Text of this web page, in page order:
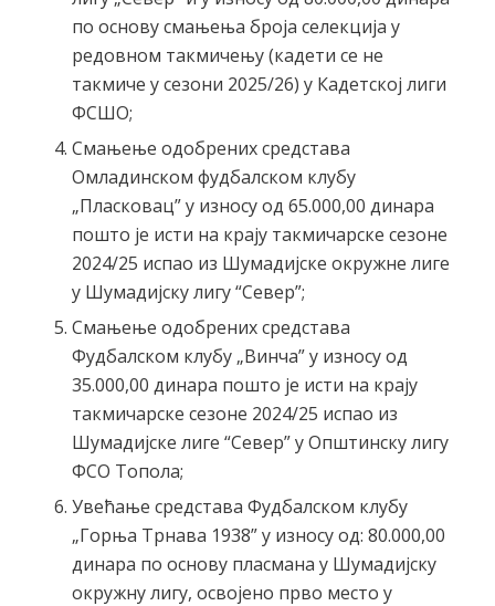
по основу смањења броја селекција у
редовном такмичењу (кадети се не
такмиче у сезони 2025/26) у Кадетској лиги
ФСШО;
Смањење одобрених средстава
Омладинском фудбалском клубу
„Пласковац” у износу од 65.000,00 динара
пошто је исти на крају такмичарске сезоне
2024/25 испао из Шумадијске окружне лиге
у Шумадијску лигу “Север”;
Смањење одобрених средстава
Фудбалском клубу „Винча” у износу од
35.000,00 динара пошто је исти на крају
такмичарске сезоне 2024/25 испао из
Шумадијске лиге “Север” у Општинску лигу
ФСО Топола;
Увећање средстава Фудбалском клубу
„Горња Трнава 1938” у износу од: 80.000,00
динара по основу пласмана у Шумадијску
окружну лигу, освојено прво место у